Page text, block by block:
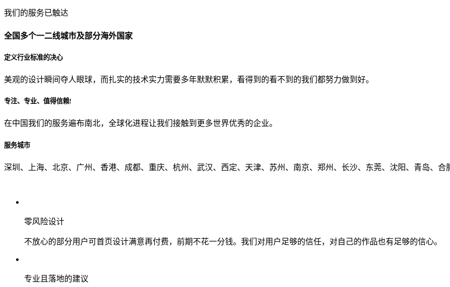
贵公司预算范围是？
贵公司的团队规模是？
从哪里了解到我们？
我们的服务已触达
全国多个一二线城市及部分海外国家
定义行业标准的决心
美观的设计瞬间夺人眼球，而扎实的技术实力需要多年默默积累，看得到的看不到的我们都努力做到好。
专注、专业、值得信赖!
在中国我们的服务遍布南北，全球化进程让我们接触到更多世界优秀的企业。
服务城市
深圳、上海、北京、广州、香港、成都、重庆、杭州、武汉、西定、天津、苏州、南京、郑州、长沙、东莞、沈阳、青岛、合
零风险设计
不放心的部分用户可首页设计满意再付费，前期不花一分钱。我们对用户足够的信任，对自己的作品也有足够的信心。
专业且落地的建议